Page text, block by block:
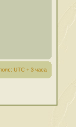
UTC + 3 часа